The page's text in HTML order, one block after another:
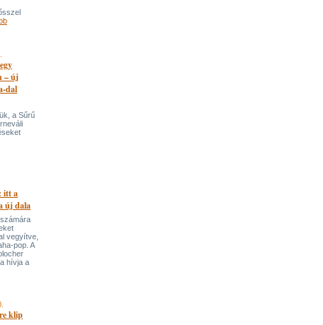
– új
dal
a Sűrű
itt a
új dala
vegyítve,
pop. A
hívja a
klip